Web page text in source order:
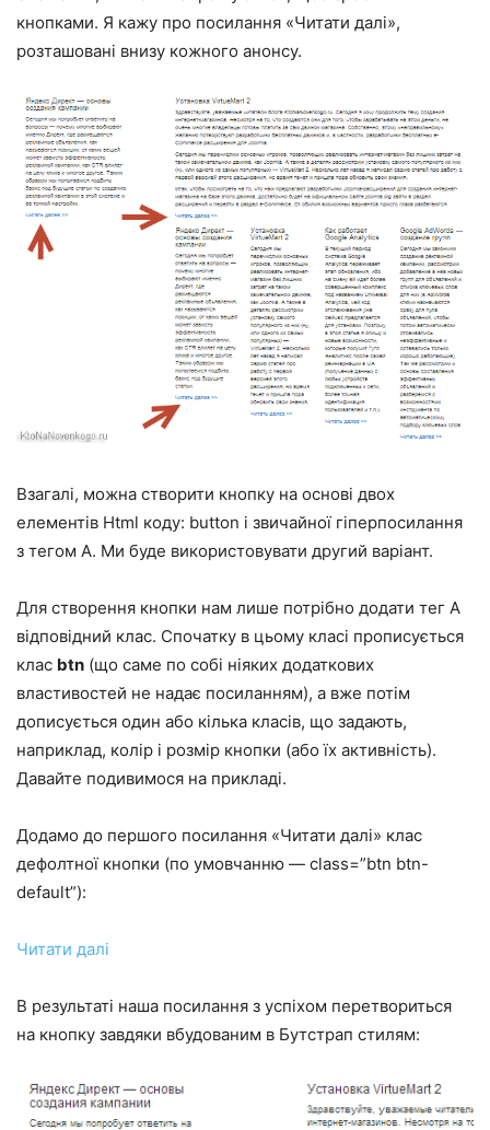
кнопками. Я кажу про посилання «Читати далі»,
розташовані внизу кожного анонсу.
Взагалі, можна створити кнопку на основі двох
елементів Html коду: button і звичайної гіперпосилання
з тегом A. Ми буде використовувати другий варіант.
Для створення кнопки нам лише потрібно додати тег A
відповідний клас. Спочатку в цьому класі прописується
клас btn (що саме по собі ніяких додаткових
властивостей не надає посиланням), а вже потім
дописується один або кілька класів, що задають,
наприклад, колір і розмір кнопки (або їх активність).
Давайте подивимося на прикладі.
Додамо до першого посилання «Читати далі» клас
дефолтної кнопки (по умовчанню — class=”btn btn-
default”):
Читати далі
В результаті наша посилання з успіхом перетвориться
на кнопку завдяки вбудованим в Бутстрап стилям: